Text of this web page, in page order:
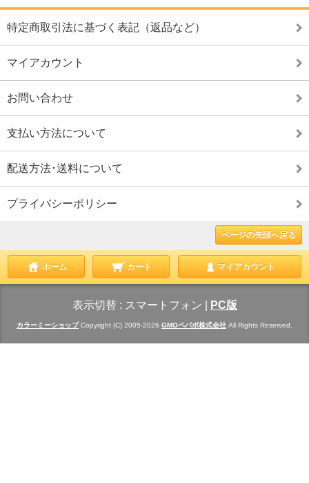
特定商取引法に基づく表記（返品など）
マイアカウント
お問い合わせ
支払い方法について
配送方法･送料について
プライバシーポリシー
ページの先頭へ戻る
ホーム カート マイアカウント
表示切替 : スマートフォン PC版
カラーミーショップCopyright (C) 2005-2026 GMOペパボ株式会社 All Rights Reserved.